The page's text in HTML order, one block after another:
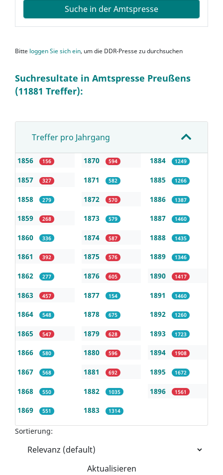
Suche in der Amtspresse
Bitte loggen Sie sich ein, um die DDR-Presse zu durchsuchen
Suchresultate in Amtspresse Preußens
(11881 Treffer):
Treffer pro Jahrgang
1856 156
1857 327
1858 279
1859 268
1860 336
1861 392
1862 277
1863 457
1864 548
1865 547
1866 580
1867 568
1868 550
1869 551
1870 594
1871 582
1872 570
1873 579
1874 587
1875 576
1876 605
1877 154
1878 675
1879 628
1880 596
1881 692
1882 1035
1883 1314
1884 1249
1885 1266
1886 1387
1887 1460
1888 1435
1889 1346
1890 1417
1891 1460
1892 1260
1893 1723
1894 1908
1895 1672
1896 1561
Sortierung:
Aktualisieren